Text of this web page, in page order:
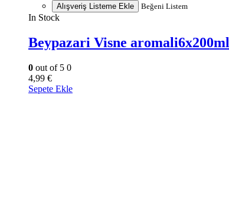
Alışveriş Listeme Ekle Beğeni Listem
In Stock
Beypazari Visne aromali6x200ml
0 out of 5 0
4,99 €
Sepete Ekle